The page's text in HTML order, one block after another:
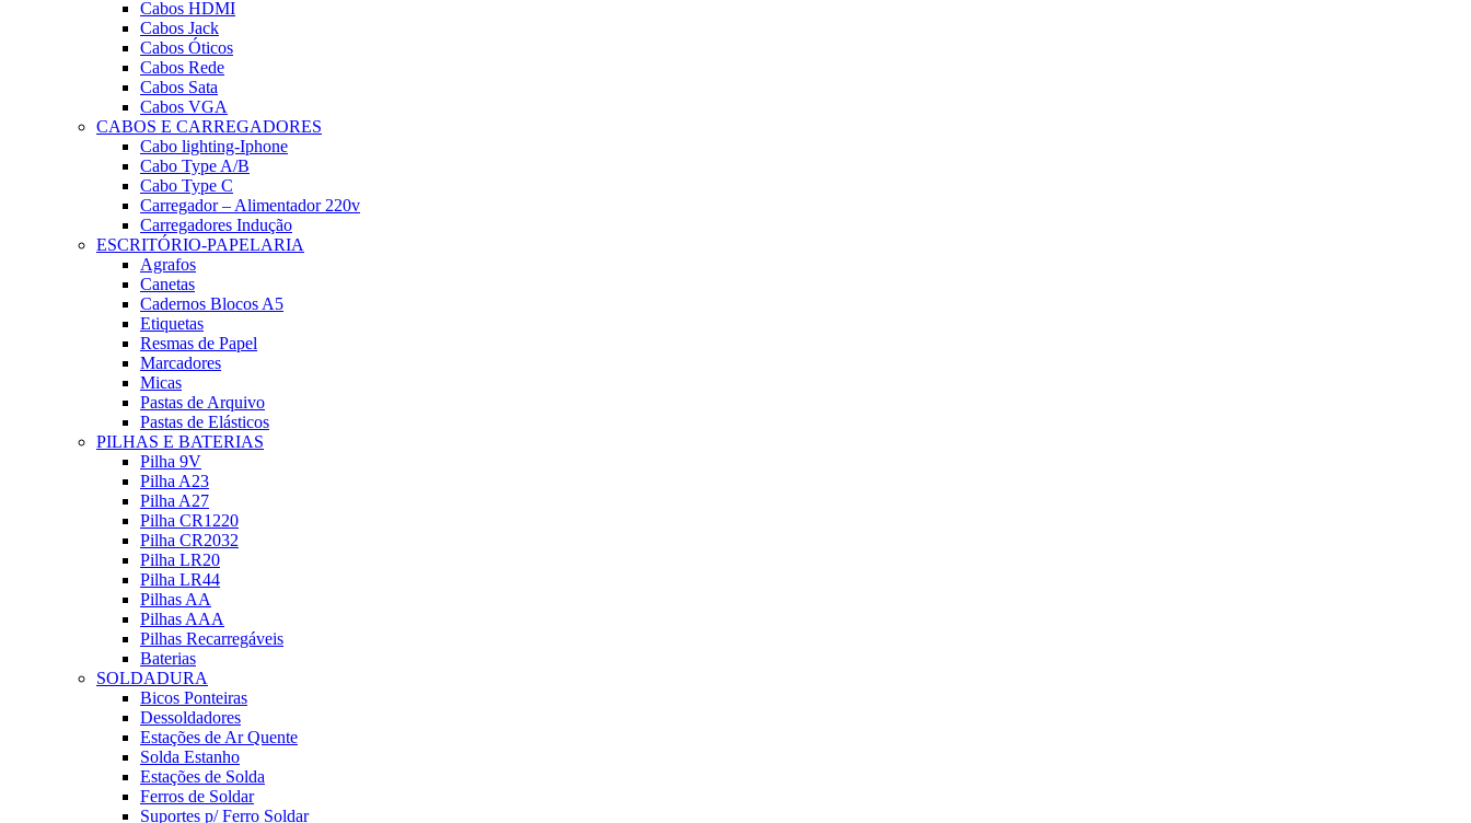
Cabos HDMI
Cabos Jack
Cabos Óticos
Cabos Rede
Cabos Sata
Cabos VGA
CABOS E CARREGADORES
Cabo lighting-Iphone
Cabo Type A/B
Cabo Type C
Carregador – Alimentador 220v
Carregadores Indução
ESCRITÓRIO-PAPELARIA
Agrafos
Canetas
Cadernos Blocos A5
Etiquetas
Resmas de Papel
Marcadores
Micas
Pastas de Arquivo
Pastas de Elásticos
PILHAS E BATERIAS
Pilha 9V
Pilha A23
Pilha A27
Pilha CR1220
Pilha CR2032
Pilha LR20
Pilha LR44
Pilhas AA
Pilhas AAA
Pilhas Recarregáveis
Baterias
SOLDADURA
Bicos Ponteiras
Dessoldadores
Estações de Ar Quente
Solda Estanho
Estações de Solda
Ferros de Soldar
Suportes p/ Ferro Soldar